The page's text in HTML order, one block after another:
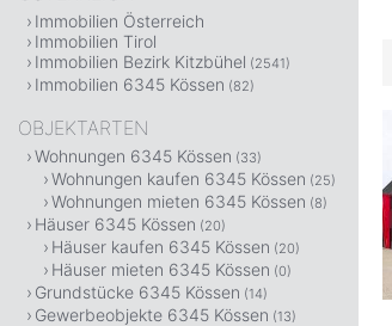
Immobilien Österreich
Immobilien Tirol
Immobilien Bezirk Kitzbühel (2541)
Immobilien 6345 Kössen (82)
OBJEKTARTEN
Wohnungen 6345 Kössen (33)
Wohnungen kaufen 6345 Kössen (25)
Wohnungen mieten 6345 Kössen (8)
Häuser 6345 Kössen (20)
Häuser kaufen 6345 Kössen (20)
Häuser mieten 6345 Kössen (0)
Grundstücke 6345 Kössen (14)
Gewerbeobjekte 6345 Kössen (13)